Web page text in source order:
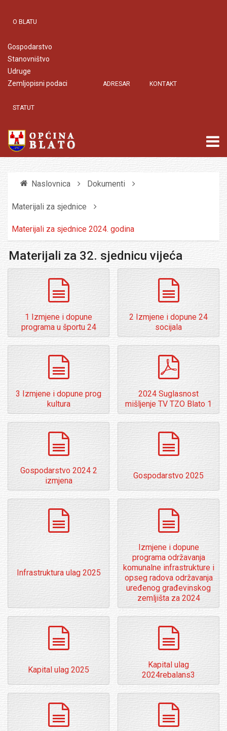
O BLATU
Gospodarstvo
Stanovništvo
Udruge
Zemljopisni podaci
ADRESAR KONTAKT
STATUT
Naslovnica Dokumenti
Materijali za sjednice
Materijali za sjednice 2024. godina
Materijali za 32. sjednicu vijeća
1 Izmjene i dopune
programa u športu 24
2 Izmjene i dopune 24
socijala
3 Izmjene i dopune prog
kultura
2024 Suglasnost
mišljenje TV TZO Blato 1
Gospodarstvo 2024 2
izmjena
Gospodarstvo 2025
Infrastruktura ulag 2025
Izmjene i dopune
programa održavanja
komunalne infrastrukture i
opseg radova održavanja
uređenog građevinskog
zemljišta za 2024
Kapital ulag 2025
Kapital ulag
2024rebalans3